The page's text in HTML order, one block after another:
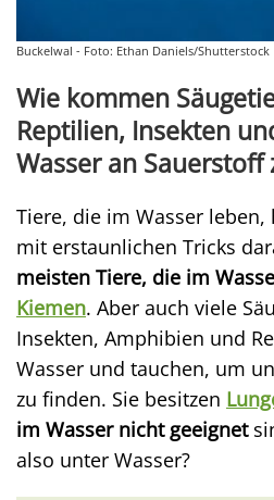
Buckelwal - Foto: Ethan Daniels/Shutterstock
Wie kommen
Reptilien, Insekten
Wasser an Sauerstoff
Tiere, die im Wasser
mit erstaunlichen Tricks
meisten Tiere, die im
Kiemen. Aber auch viele
Insekten, Amphibien und
Wasser und tauchen, um
zu finden. Sie besitzen
im Wasser nicht geeignet
also unter Wasser?